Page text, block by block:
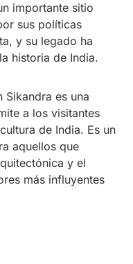
importante sitio
sus políticas
y su legado ha
historia de India.
Sikandra es una
a los visitantes
de India. Es un
aquellos que
y el
más influyentes